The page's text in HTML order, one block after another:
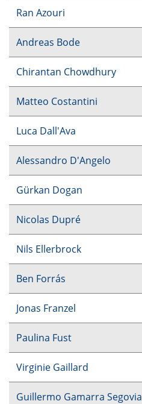
Ran Azouri
Andreas Bode
Chirantan Chowdhury
Matteo Costantini
Luca Dall'Ava
Alessandro D'Angelo
Gürkan Dogan
Nicolas Dupré
Nils Ellerbrock
Ben Forrás
Jonas Franzel
Paulina Fust
Virginie Gaillard
Guillermo Gamarra Segovia